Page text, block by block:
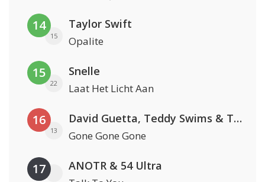
14
15
Taylor Swift
Opalite
15
22
Snelle
Laat Het Licht Aan
16
13
David Guetta, Teddy Swims & Tones And I
Gone Gone Gone
17 ANOTR & 54 Ultra